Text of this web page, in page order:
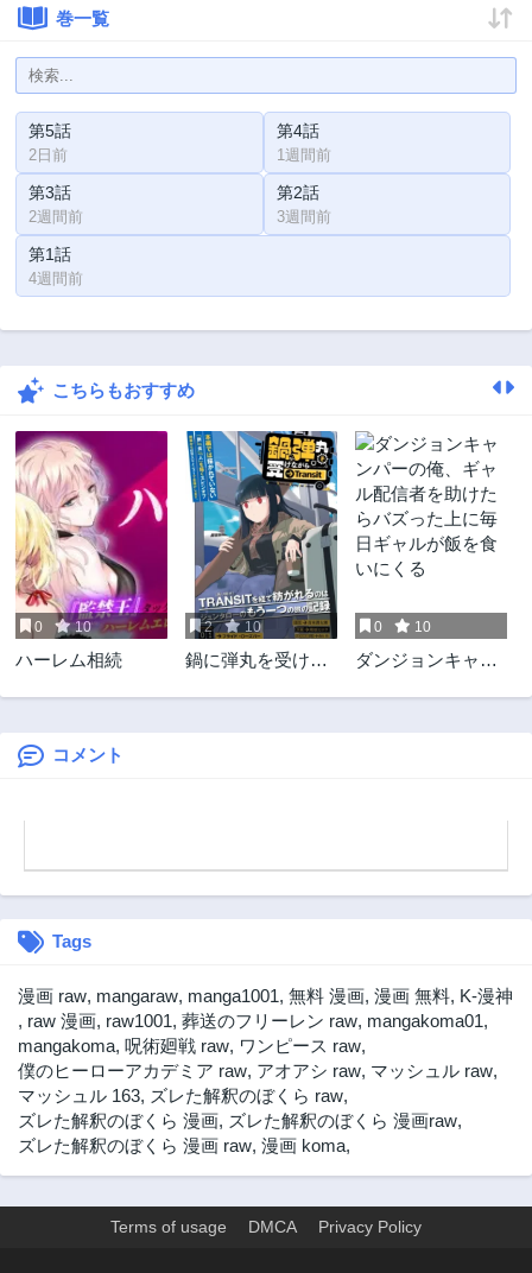
巻一覧
第5話
2日前
第4話
1週間前
第3話
2週間前
第2話
3週間前
第1話
4週間前
こちらもおすすめ
0 10
ハーレム相続
2 10
鍋に弾丸を受けな
0 10
ダンジョンキャン
バズった上に毎日
コメント
Tags
漫画 raw, mangaraw, manga1001, 無料 漫画, 漫画 無料, K-漫神
, raw 漫画, raw1001, 葬送のフリーレン raw, mangakoma01,
mangakoma, 呪術廻戦 raw, ワンピース raw,
僕のヒーローアカデミア raw, アオアシ raw, マッシュル raw,
マッシュル 163, ズレた解釈のぼくら raw,
ズレた解釈のぼくら 漫画, ズレた解釈のぼくら 漫画raw,
ズレた解釈のぼくら 漫画 raw, 漫画 koma,
Terms of usage DMCA Privacy Policy